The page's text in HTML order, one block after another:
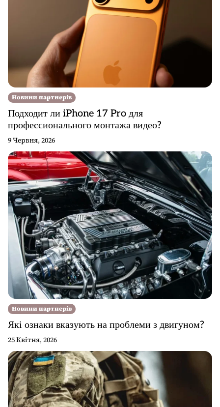
Новини партнерів
Подходит ли iPhone 17 Pro для
профессионального монтажа видео?
9 Червня, 2026
Новини партнерів
Які ознаки вказують на проблеми з двигуном?
25 Квітня, 2026